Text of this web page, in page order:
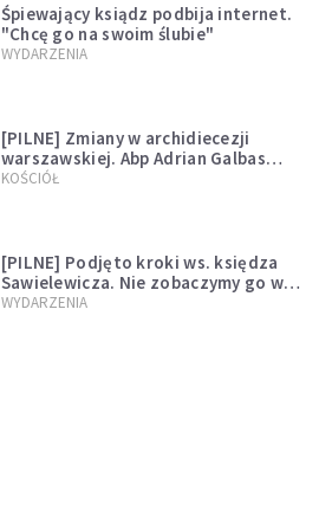
Śpiewający ksiądz podbija internet.
"Chcę go na swoim ślubie"
WYDARZENIA
[PILNE] Zmiany w archidiecezji
warszawskiej. Abp Adrian Galbas
wręczył dekrety nowym proboszczom
KOŚCIÓŁ
[PILNE] Podjęto kroki ws. księdza
Sawielewicza. Nie zobaczymy go w
mediach
WYDARZENIA